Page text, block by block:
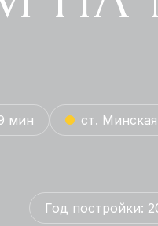
мин ст.
Год постройки: